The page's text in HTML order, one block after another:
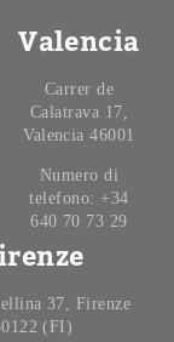
Valencia
Carrer de
Calatrava 17,
Valencia 46001
Numero di
telefono: +34
640 70 73 29
37, Firenze
(FI)